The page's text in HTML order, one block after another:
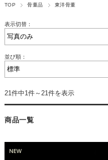
TOP 骨董品 東洋骨董
表示切替：
並び順：
21件中1件～21件を表示
商品一覧